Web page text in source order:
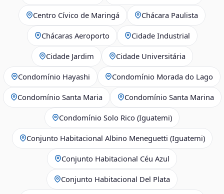
Centro Cívico de Maringá Chácara Paulista
Chácaras Aeroporto Cidade Industrial
Cidade Jardim Cidade Universitária
Condomínio Hayashi Condomínio Morada do Lago
Condomínio Santa Maria Condomínio Santa Marina
Condomínio Solo Rico (Iguatemi)
Conjunto Habitacional Albino Meneguetti (Iguatemi)
Conjunto Habitacional Céu Azul
Conjunto Habitacional Del Plata